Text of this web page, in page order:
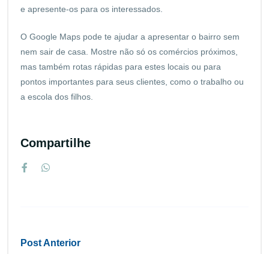
e apresente-os para os interessados.
O Google Maps pode te ajudar a apresentar o bairro sem
nem sair de casa. Mostre não só os comércios próximos,
mas também rotas rápidas para estes locais ou para
pontos importantes para seus clientes, como o trabalho ou
a escola dos filhos.
Compartilhe
Post Anterior